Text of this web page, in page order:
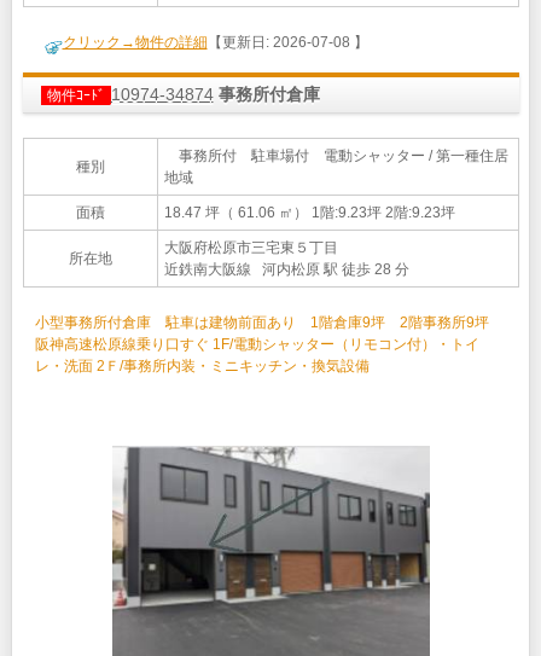
クリック→物件の詳細 【更新日: 2026-07-08 】
物件ｺｰﾄﾞ 10974-34874 事務所付倉庫
種別
事務所付 駐車場付 電動シャッター / 第一種住居
地域
面積 18.47 坪（ 61.06 ㎡） 1階:9.23坪 2階:9.23坪
所在地
大阪府松原市三宅東５丁目
近鉄南大阪線 河内松原 駅 徒歩 28 分
小型事務所付倉庫 駐車は建物前面あり 1階倉庫9坪 2階事務所9坪
阪神高速松原線乗り口すぐ 1F/電動シャッター（リモコン付）・トイ
レ・洗面 2Ｆ/事務所内装・ミニキッチン・換気設備